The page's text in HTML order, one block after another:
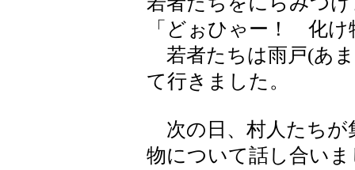
「どぉひゃー！ 化け
若者たちは雨戸(あ
て行きました。
次の日、村人たちが
物について話し合い